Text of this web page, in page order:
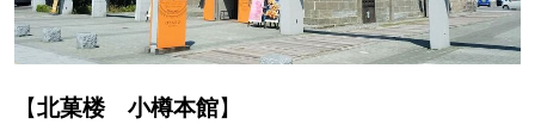
【北菓楼 小樽本館】